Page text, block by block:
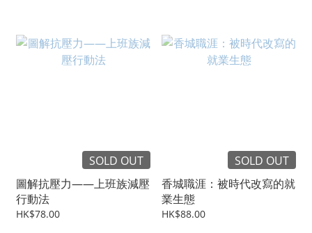
SOLD OUT
圖解抗壓力——上班族減壓
行動法
HK$78.00
SOLD OUT
香城職涯：被時代改寫的就
業生態
HK$88.00